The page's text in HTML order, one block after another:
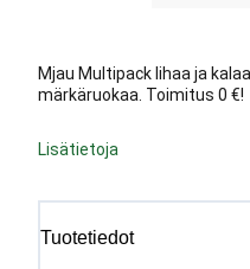
Mjau Multipack lihaa ja
märkäruokaa. Toimitus 0 €!
Lisätietoja
Tuotetiedot